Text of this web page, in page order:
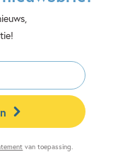
van toepassing.